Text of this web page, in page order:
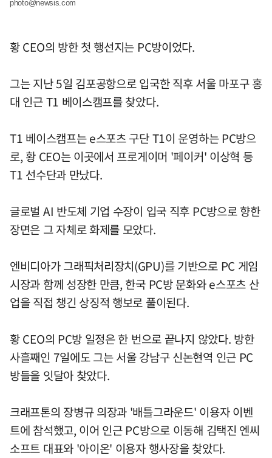
photo@newsis.com
황 CEO의 방한 첫 행선지는 PC방이었다.
그는 지난 5일 김포공항으로 입국한 직후 서울 마포구 홍
대 인근 T1 베이스캠프를 찾았다.
T1 베이스캠프는 e스포츠 구단 T1이 운영하는 PC방으
로, 황 CEO는 이곳에서 프로게이머 '페이커' 이상혁 등
T1 선수단과 만났다.
글로벌 AI 반도체 기업 수장이 입국 직후 PC방으로 향한
장면은 그 자체로 화제를 모았다.
엔비디아가 그래픽처리장치(GPU)를 기반으로 PC 게임
시장과 함께 성장한 만큼, 한국 PC방 문화와 e스포츠 산
업을 직접 챙긴 상징적 행보로 풀이된다.
황 CEO의 PC방 일정은 한 번으로 끝나지 않았다. 방한
사흘째인 7일에도 그는 서울 강남구 신논현역 인근 PC
방들을 잇달아 찾았다.
크래프톤의 장병규 의장과 '배틀그라운드' 이용자 이벤
트에 참석했고, 이어 인근 PC방으로 이동해 김택진 엔씨
소프트 대표와 '아이온' 이용자 행사장을 찾았다.